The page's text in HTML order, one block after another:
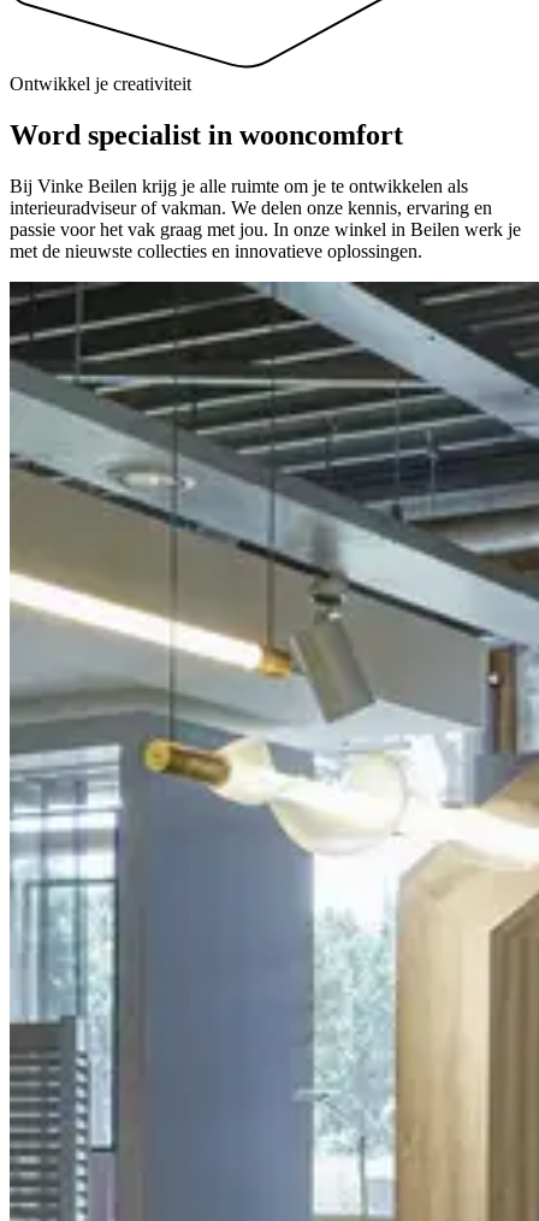
Ontwikkel je creativiteit
Word specialist in wooncomfort
Bij Vinke Beilen krijg je alle ruimte om je te ontwikkelen als
interieuradviseur of vakman. We delen onze kennis, ervaring en
passie voor het vak graag met jou. In onze winkel in Beilen werk je
met de nieuwste collecties en innovatieve oplossingen.